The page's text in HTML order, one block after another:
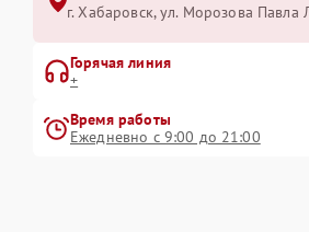
г. Хабаровск, ул. Морозова Павла
Горячая линия
+
Время работы
Ежедневно с 9:00 до 21:00